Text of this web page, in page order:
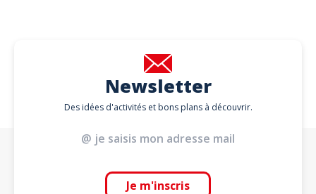
Newsletter
Des idées d'activités et bons plans à découvrir.
Je m'inscris